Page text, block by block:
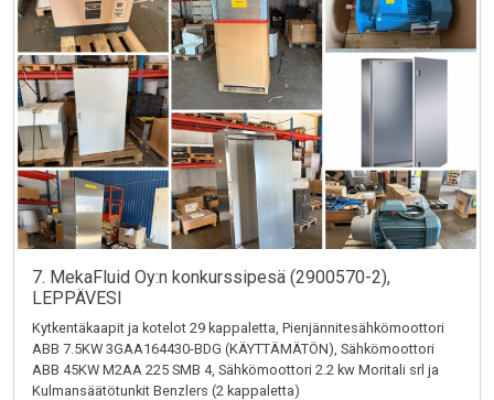
7. MekaFluid Oy:n konkurssipesä (2900570-2),
LEPPÄVESI
Kytkentäkaapit ja kotelot 29 kappaletta, Pienjännitesähkömoottori
ABB 7.5KW 3GAA164430-BDG (KÄYTTÄMÄTÖN), Sähkömoottori
ABB 45KW M2AA 225 SMB 4, Sähkömoottori 2.2 kw Moritali srl ja
Kulmansäätötunkit Benzlers (2 kappaletta)